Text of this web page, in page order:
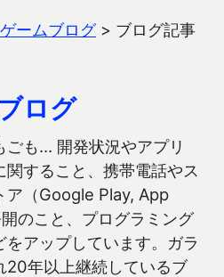
ームブログ> ブログ記事
ログ
ごも… 開発状況やアプリ
関すること、携帯電話やス
ア（Google Play, App
のこと、プログラミング
アップしています。ガラ
20年以上継続しているブ